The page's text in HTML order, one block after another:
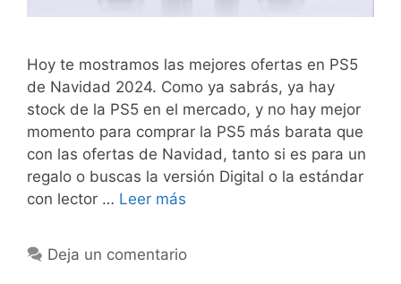
Hoy te mostramos las mejores ofertas en PS5
de Navidad 2024. Como ya sabrás, ya hay
stock de la PS5 en el mercado, y no hay mejor
momento para comprar la PS5 más barata que
con las ofertas de Navidad, tanto si es para un
regalo o buscas la versión Digital o la estándar
con lector … Leer más
Deja un comentario